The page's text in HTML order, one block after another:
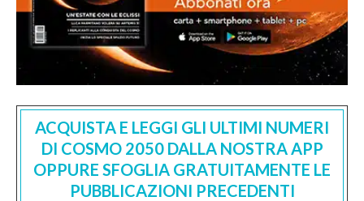
ACQUISTA E LEGGI GLI ULTIMI NUMERI
DI COSMO 2050 DALLA NOSTRA APP
OPPURE SFOGLIA GRATUITAMENTE LE
PUBBLICAZIONI PRECEDENTI